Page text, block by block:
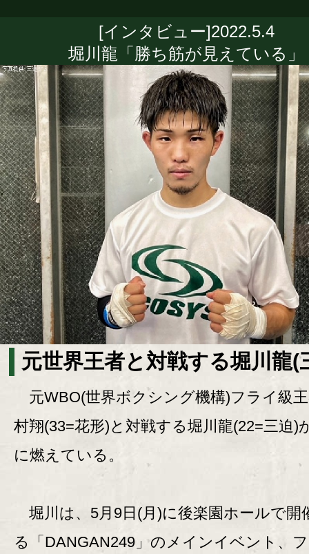
[インタビュー]2022.5.4
堀川龍「勝ち筋が見えている」
元世界王者と対戦する堀川龍(
元WBO(世界ボクシング機構)フライ級
村翔(33=花形)と対戦する堀川龍(22=三迫)
に燃えている。
堀川は、5月9日(月)に後楽園ホールで開
る「DANGAN249」のメインイベント、